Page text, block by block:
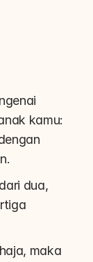
kamu:
dua,
maka